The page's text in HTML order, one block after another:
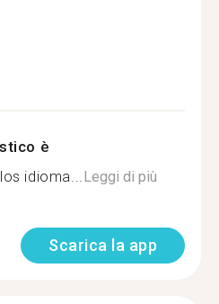
è
idioma...Leggi di più
Scarica la app